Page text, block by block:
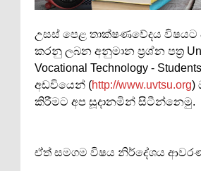
උසස් පෙළ තාක්ෂණවේදය
කරනු ලබන අනුමාන ප්‍රශ්න පත්‍ර
Vocational Technology -
අඩවියෙන් (http://www.uvtsu.org)
කිරීමට අප සූදානමින් සිටීන්නෙමු.
ඒත් සමගම විෂය නිර්දේශය